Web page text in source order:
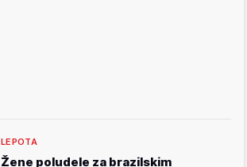
LEPOTA
Žene poludele za brazilskim